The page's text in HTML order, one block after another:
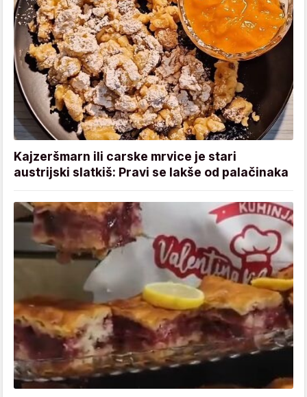
Kajzeršmarn ili carske mrvice je stari
austrijski slatkiš: Pravi se lakše od palačinaka